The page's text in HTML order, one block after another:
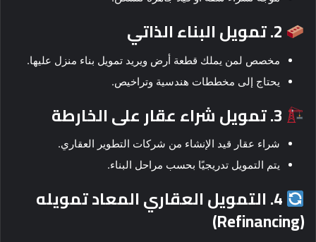
مخصص لمن يملك قطعة أرض ويريد تمويل بناء منزل عليها.
يحتاج إلى مخططات هندسية وتراخيص.
شراء عقار قيد الإنشاء من شركات التطوير العقاري.
يتم التمويل تدريجيًا بحسب مراحل البناء.
4. التمويل العقاري المعاد تمويله
(Refinancing)